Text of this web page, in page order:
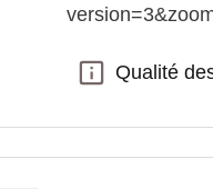
Qualité des
Qualité